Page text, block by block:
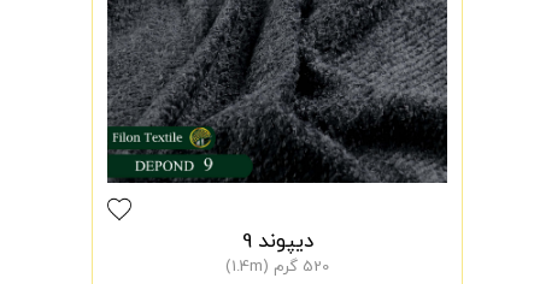
دیپوند 9
520 گرم (1.4m)